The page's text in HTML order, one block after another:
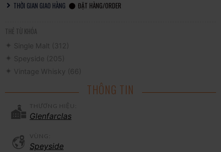
THỜI GIAN GIAO HÀNG ĐẶT HÀNG/ORDER
THẺ TỪ KHÓA
Single Malt (312)
Speyside (205)
Vintage Whisky (66)
THÔNG TIN
THƯƠNG HIỆU:
Glenfarclas
VÙNG:
Speyside